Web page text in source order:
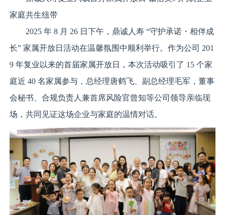
家庭共生纽带
2025 年 8 月 26 日下午，鼎诚人寿 “守护承诺・相伴成
长” 家属开放日活动在温馨氛围中顺利举行。作为公司 201
9 年复业以来的首届家属开放日，本次活动吸引了 15 个家
庭近 40 名家属参与，总经理唐鹤飞、副总经理毛军，董事
会秘书、合规负责人兼首席风险官曾知等公司领导亲临现
场，共同见证这场企业与家庭的温情对话。